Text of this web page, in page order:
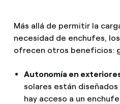
Más allá de permitir la
necesidad de enchufes,
ofrecen otros beneficios:
Autonomía en
solares están
hay acceso a un